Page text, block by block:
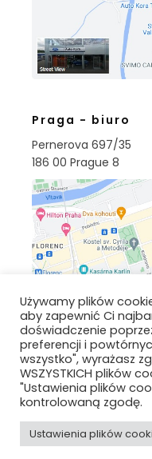
Praga - biuro
Pernerova 697/35
186 00 Prague 8
Copyright © 2025 - All
Używamy plików
aby zapewnić Ci
doświadczenie
preferencji i
wszystko", wyrażasz
WSZYSTKICH plików
"Ustawienia plików
kontrolowaną zgodę.
Ustawienia plików